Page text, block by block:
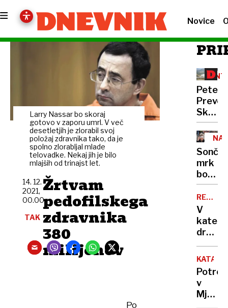
Novice
Larry Nassar bo skoraj
gotovo v zaporu umrl. V več
desetletjih je zlorabil svoj
položaj zdravnika tako, da je
spolno zlorabljal mlade
telovadke. Nekaj jih je bilo
mlajših od trinajst let.
Žrtvam
pedofilskega
zdravnika
380
milijonov
14. 12.
2021,
00.00
TAK
Po
Peter
Prevc:
policaji
niso
dela
mrk
bodo
ovirali
oblaki
PET
V
živijo
ljudje
z
IQ in
kje
Potres
v